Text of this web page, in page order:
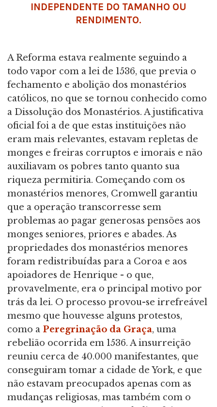
INDEPENDENTE DO TAMANHO OU
RENDIMENTO.
A Reforma estava realmente seguindo a
todo vapor com a lei de 1536, que previa o
fechamento e abolição dos monastérios
católicos, no que se tornou conhecido como
a Dissolução dos Monastérios. A justificativa
oficial foi a de que estas instituições não
eram mais relevantes, estavam repletas de
monges e freiras corruptos e imorais e não
auxiliavam os pobres tanto quanto sua
riqueza permitiria. Começando com os
monastérios menores, Cromwell garantiu
que a operação transcorresse sem
problemas ao pagar generosas pensões aos
monges seniores, priores e abades. As
propriedades dos monastérios menores
foram redistribuídas para a Coroa e aos
apoiadores de Henrique - o que,
provavelmente, era o principal motivo por
trás da lei. O processo provou-se irrefreável
mesmo que houvesse alguns protestos,
como a Peregrinação da Graça, uma
rebelião ocorrida em 1536. A insurreição
reuniu cerca de 40.000 manifestantes, que
conseguiram tomar a cidade de York, e que
não estavam preocupados apenas com as
mudanças religiosas, mas também com o